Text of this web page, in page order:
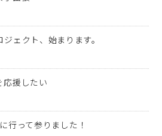
ェクト、始まります。
応援したい
行って参りました！